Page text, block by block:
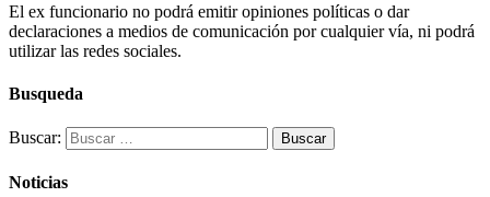
El ex funcionario no podrá emitir opiniones políticas o dar
declaraciones a medios de comunicación por cualquier vía, ni podrá
utilizar las redes sociales.
Busqueda
Buscar:
Noticias